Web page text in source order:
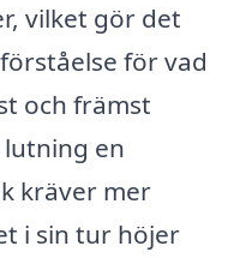
vilket gör det
för vad
och främst
en
kräver mer
i sin tur höjer